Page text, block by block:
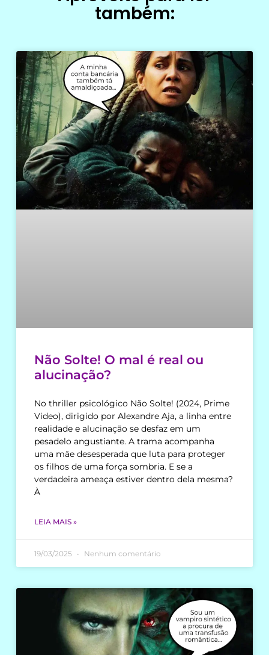
também:
Não Solte! O mal é real ou
alucinação?
No thriller psicológico Não Solte! (2024, Prime
Video), dirigido por Alexandre Aja, a linha entre
realidade e alucinação se desfaz em um
pesadelo angustiante. A trama acompanha
uma mãe desesperada que luta para proteger
os filhos de uma força sombria. E se a
verdadeira ameaça estiver dentro dela mesma?
À
LEIA MAIS »
19/03/2025 Nenhum comentário